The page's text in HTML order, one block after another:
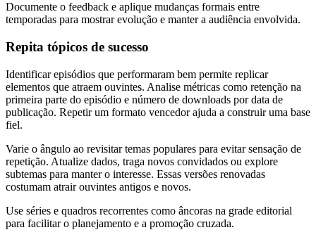
Documente o feedback e aplique mudanças formais entre
temporadas para mostrar evolução e manter a audiência envolvida.
Repita tópicos de sucesso
Identificar episódios que performaram bem permite replicar
elementos que atraem ouvintes. Analise métricas como retenção na
primeira parte do episódio e número de downloads por data de
publicação. Repetir um formato vencedor ajuda a construir uma base
fiel.
Varie o ângulo ao revisitar temas populares para evitar sensação de
repetição. Atualize dados, traga novos convidados ou explore
subtemas para manter o interesse. Essas versões renovadas
costumam atrair ouvintes antigos e novos.
Use séries e quadros recorrentes como âncoras na grade editorial
para facilitar o planejamento e a promoção cruzada.